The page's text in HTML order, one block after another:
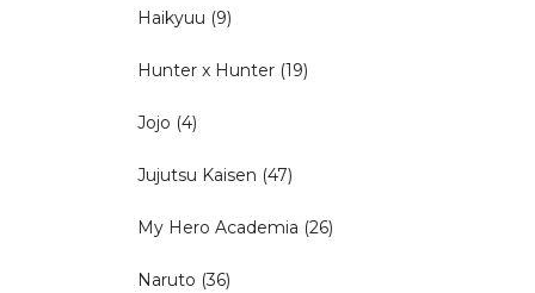
Haikyuu (9)
Hunter x Hunter (19)
Jojo (4)
Jujutsu Kaisen (47)
My Hero Academia (26)
Naruto (36)